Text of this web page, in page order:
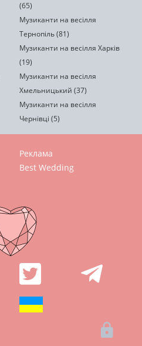
(65)
Музиканти на весілля
Тернопіль (81)
Музиканти на весілля Харків
(19)
Музиканти на весілля
Хмельницький (37)
Музиканти на весілля
Чернівці (5)
Реклама
Best Wedding